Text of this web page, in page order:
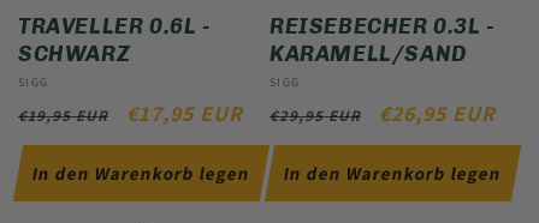
TRAVELLER 0.6L -
SCHWARZ
Anbieter:
SIGG
NORMALER
PREIS
€19,95 EUR VERKAUFSPREIS
€17,95 EUR
In den Warenkorb legen
REISEBECHER 0.3L -
KARAMELL/SAND
Anbieter:
SIGG
NORMALER
PREIS
€29,95 EUR €26,95 EUR
In den Warenkorb legen